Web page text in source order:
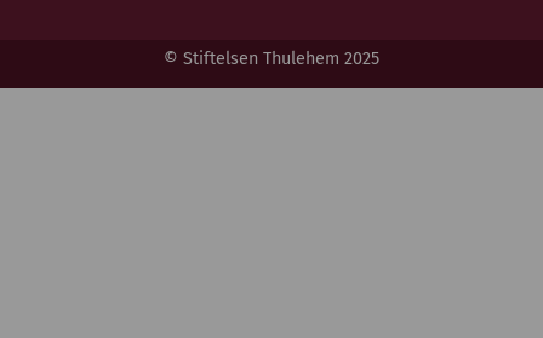
© Stiftelsen Thulehem 2025